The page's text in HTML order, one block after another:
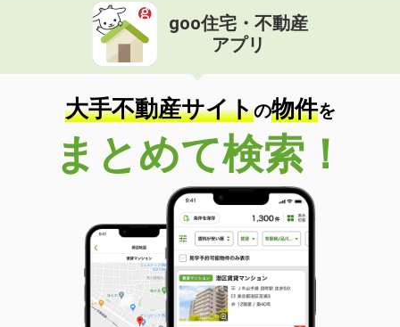
大阪府高槻市赤大路町
価 格
住 所
土地面積 44.23m²
大阪府高槻市南大樋町
2,042万円
大阪府高槻市南大樋町
用途地域 １種住居
土地面積
86.6m²
大阪府高槻市八幡町
価 格
800万円
goo住宅・不動産
アプリ
大手不動産サイトの物件を
まとめて検索！